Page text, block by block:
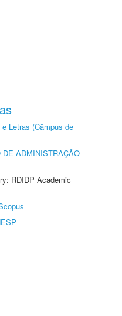
Letras (Câmpus de
DE ADMINISTRAÇÃO
RDIDP Academic